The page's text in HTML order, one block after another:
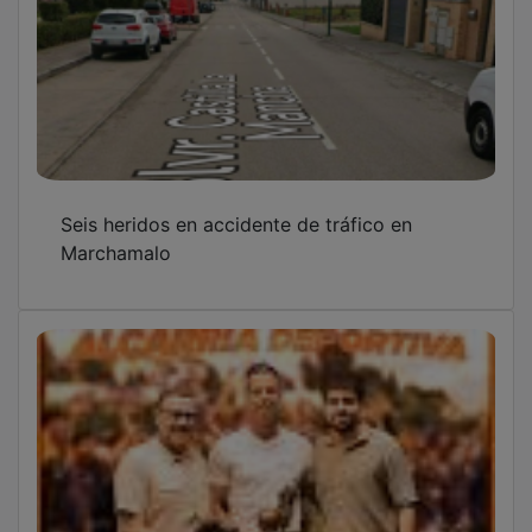
Seis heridos en accidente de tráfico en